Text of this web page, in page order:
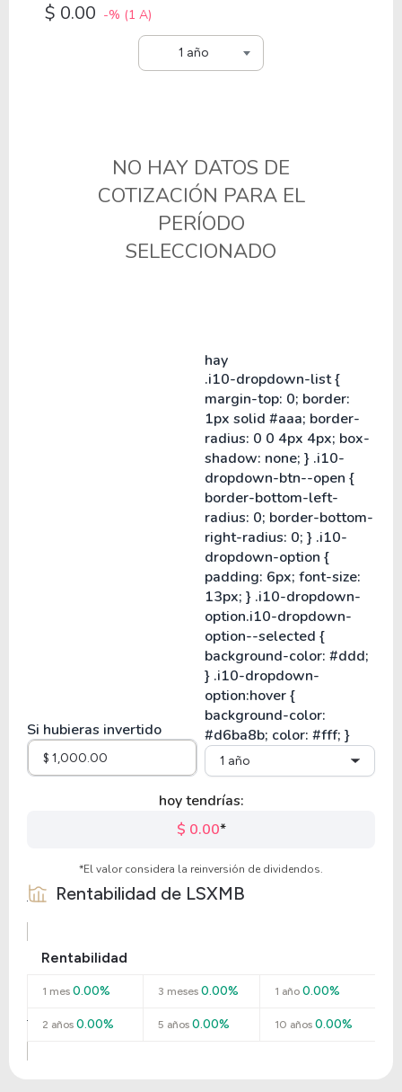
1 año
$ 0.00 -% (1 A)
NO HAY DATOS DE
COTIZACIÓN PARA EL
PERÍODO
SELECCIONADO
Si hubieras invertido
hay
1 año
hoy tendrías:
$ 0.00*
*El valor considera la reinversión de dividendos.
Rentabilidad de LSXMB
Rentabilidad
1 mes 0.00% 3 meses 0.00% 1 año0.00%
2 años 0.00% 5 años 0.00% 10 años0.00%